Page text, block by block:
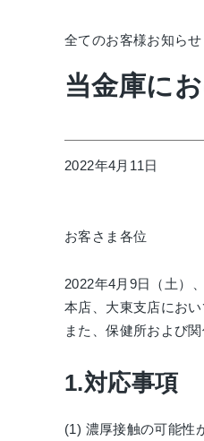
全てのお客様お知らせ
当金庫に
2022年4月11日
お客さま各位
2022年4月9日（土）
本店、大東支店にお
また、保健所および
1.対応事項
(1) 濃厚接触の可能性